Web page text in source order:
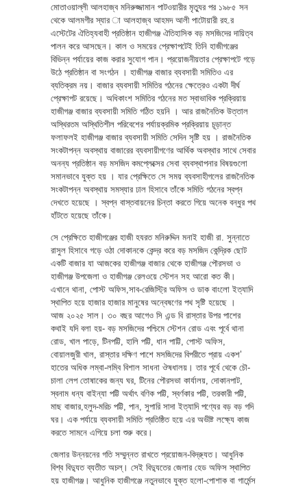
মোতাওয়াল্লী আলহাজ্ব মনিরুজ্জামান পাটওয়ারীর মৃত্যুর পর ১৯৮৫ সন
থেকে আলমগীর স্যার া আলহাজ্ব আহমদ আলী পাটোয়ারী রহ.র
এস্টেটের ঐতিহ্যবাহী প্রতিষ্ঠান হাজীগঞ্জ ঐতিহাসিক বড় মসজিদের দায়িত্ব
পালন করে আসছেন। কাল ও সময়ের প্রেক্ষাপটেই তিনি হাজীগঞ্জের
বিভিন্ন পর্যায়ের কাজ করার সুযোগ পান। প্রয়োজনীয়তার প্রেক্ষাপটে গড়ে
উঠে প্রতিষ্ঠান বা সংগঠন । হাজীগঞ্জ বাজার ব্যবসায়ী সমিতিও এর
ব্যতিক্রম নয়। বাজার ব্যবসায়ী সমিতির গঠনের ক্ষেত্রেও একটা দীর্ঘ
প্রেক্ষাপট রয়েছে। অধিকাংশ সমিতির গঠনের মত স্বাভাবিক প্রক্রিয়ায়
হাজীগঞ্জ বাজার ব্যবসায়ী সমিতি গঠিত হয়নি । আর রাজনৈতিক উত্তাল
অস্থিরতম অস্থিতিশীল পরিবেশের পর্যায়ক্রমিক প্রক্রিয়ায় চূড়ান্ত
ফলাফলই হাজীগঞ্জ বাজার ব্যবসায়ী সমিতি সেদিন সৃষ্টি হয় । রাজনৈতিক
সংকটাপন্ন অবস্থায় বাজারের ব্যবসায়ীগণের আর্থিক অবস্থার সাথে সেবার
অনন্য প্রতিষ্ঠান বড় মসজিদ কমপ্লেক্সের সেবা ব্যবস্থাপনার বিষয়গুলো
সমানভাবে যুক্ত হয় । যার প্রেক্ষিতে সে সময় ব্যবসাহীগলের রাজনৈতিক
সংকটাপন্ন অবস্থায় সমস্যার ঢাল হিসাবে তাঁকে সমিতি গঠনের স্বপ্ন
দেখতে হয়েছে । স্বপ্ন বাস্তবায়নের চিন্তা করতে গিয়ে অনেক বন্ধুর পথ
হাঁটতে হয়েছে তাঁকে।
সে প্রেক্ষিতে হাজীগঞ্জের হাজী হযরত মনিরুদ্দিন মনাই হাজী রা. সুন্নাতে
রাসুল হিসাবে গড়ে ওঠা দোকানকে কেন্দ্র করে বড় মসজিদ কেন্দ্রিক ছোট
একটি বাজার যা আজকের হাজীগঞ্জ বাজার থেকে হাজীগঞ্জ পৌরসভা ও
হাজীগঞ্জ উপজেলা ও হাজীগঞ্জ রেলওয়ে স্টেশন সহ আরো কত কী।
এখানে থানা, পোস্ট অফিস,সাব-রেজিস্ট্রি অফিস ও ডাক বাংলো ইত্যাদি
স্থাপিত হয়ে হাজার হাজার মানুষের অন্বেষণের পথ সৃষ্টি হয়েছে ।
আজ ২০২৫ সাল। ৩০ বছর আগেও সি এন্ড বি রাস্তার উপর পাশের
কথাই যদি বলা হয়- বড় মসজিদের পশ্চিমে স্টেশন রোড এবং পূর্বে থানা
রোড, খাল পাড়ে, টিনপট্টি, হালি পট্টি, ধান পাট্টি, পোস্ট অফিস,
বোয়ালজুরী খাল, রাস্তার দক্ষিণ পাশে মসজিদের বিপরীতে প্রায় একশ’
হাতের অধিক লম্বা-লম্বি বিশাল সাধনা ঔষধালয়। তার পূর্বে থেকে চৌ-
চালা লেপ তোষাকের জন্য ঘর, টিনের পৌরসভা কার্যালয়, দোকানপাট,
স্বনাম ধন্য বাইন্যা পট্টি অর্থাৎ বণিক পট্টি, স্বর্ণকার পট্টি, তরকারী পট্টি,
মাছ বাজার,হলুদ-মরিচ পট্টি, পান, সুপারি সাদা ইত্যাদি পণ্যের বড় বড় গদি
ঘর। এক পর্যায়ে ব্যবসায়ী সমিতি প্রতিষ্ঠিত হয়ে এর অভীষ্ট লক্ষ্যে কাজ
করতে সামনে এগিয়ে চলা শুরু করে।
জেলার উন্নয়নের গতি সম্মুন্নত রাখতে প্রয়োজন-বিদ্র্যুত। আধুনিক
বিশ্ব বিদ্যুত ব্যতীত অচল্। সেই বিদ্যুতের জেলার হেড অফিস স্থাপিত
হয় হাজীগঞ্জ। আধুনিক হাজীগঞ্জে নতুনভাবে যুক্ত হলো-পোশাক বা গার্মেন্স